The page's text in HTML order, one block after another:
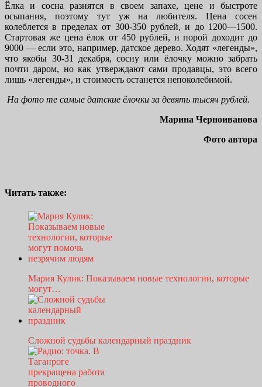
Ёлка и сосна разнятся в своем запахе, цене и быстроте
осыпания, поэтому тут уж на любителя. Цена сосен
колеблется в пределах от 300-350 рублей, и до 1200—1500.
Стартовая же цена ёлок от 450 рублей, и порой доходит до
9000 — если это, например, датское дерево. Ходят «легенды»,
что якобы 30-31 декабря, сосну или ёлочку можно забрать
почти даром, но как утверждают сами продавцы, это всего
лишь «легенды», и стоимость останется непоколебимой.
На фото те самые датские ёлочки за девять тысяч рублей.
Марина Черноиванова
Фото автора
Читать также:
Мария Кулик: Показываем новые технологии, которые
могут…
Сложной судьбы календарный праздник